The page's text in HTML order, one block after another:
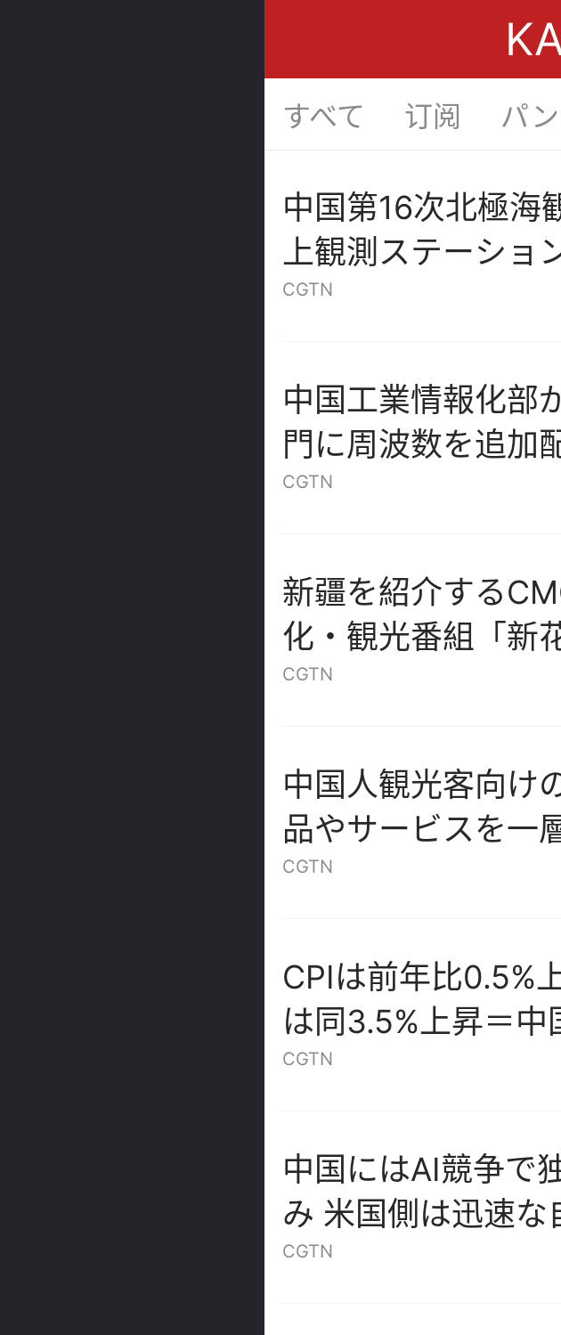
すべて 订阅 パ
中国第16次北極海
上観測ステーショ
査を開始
CGTN
中国工業情報化部
門に周波数を追加
気象への対応を支援
CGTN
新疆を紹介する
化・観光番組「新
が間もなく放送開始
CGTN
中国人観光客向け
品やサービスを一
せる＝タイ政府観光
CGTN
CPIは前年比0.5%
は同3.5%上昇＝中
CGTN
中国にはAI競争で
み 米国側は迅速な
が必須＝米メディア
CGTN